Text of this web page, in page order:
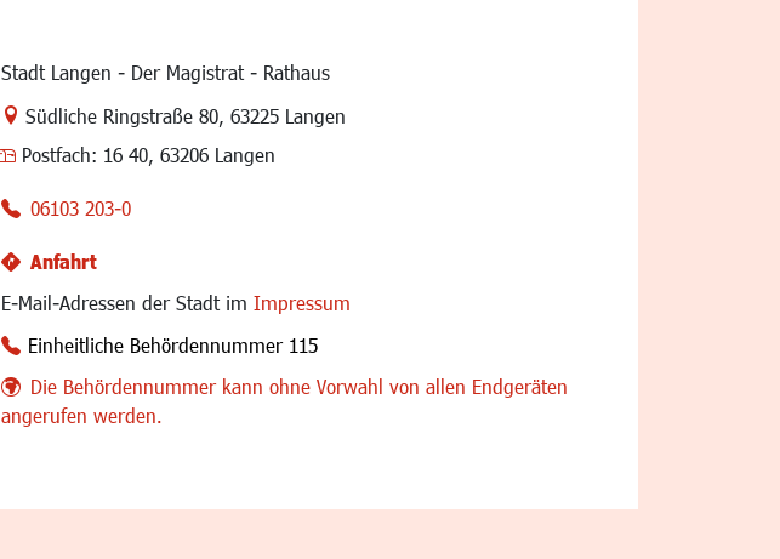
Stadt Langen - Der Magistrat - Rathaus
Link zur Google-Maps Navigation
Südliche Ringstraße 80, 63225 Langen
Postfach: 16 40, 63206 Langen
06103 203-0
Anfahrt
E-Mail-Adressen der Stadt im Impressum
Einheitliche Behördennummer 115
Die Behördennummer kann ohne Vorwahl von allen Endgeräten
angerufen werden.